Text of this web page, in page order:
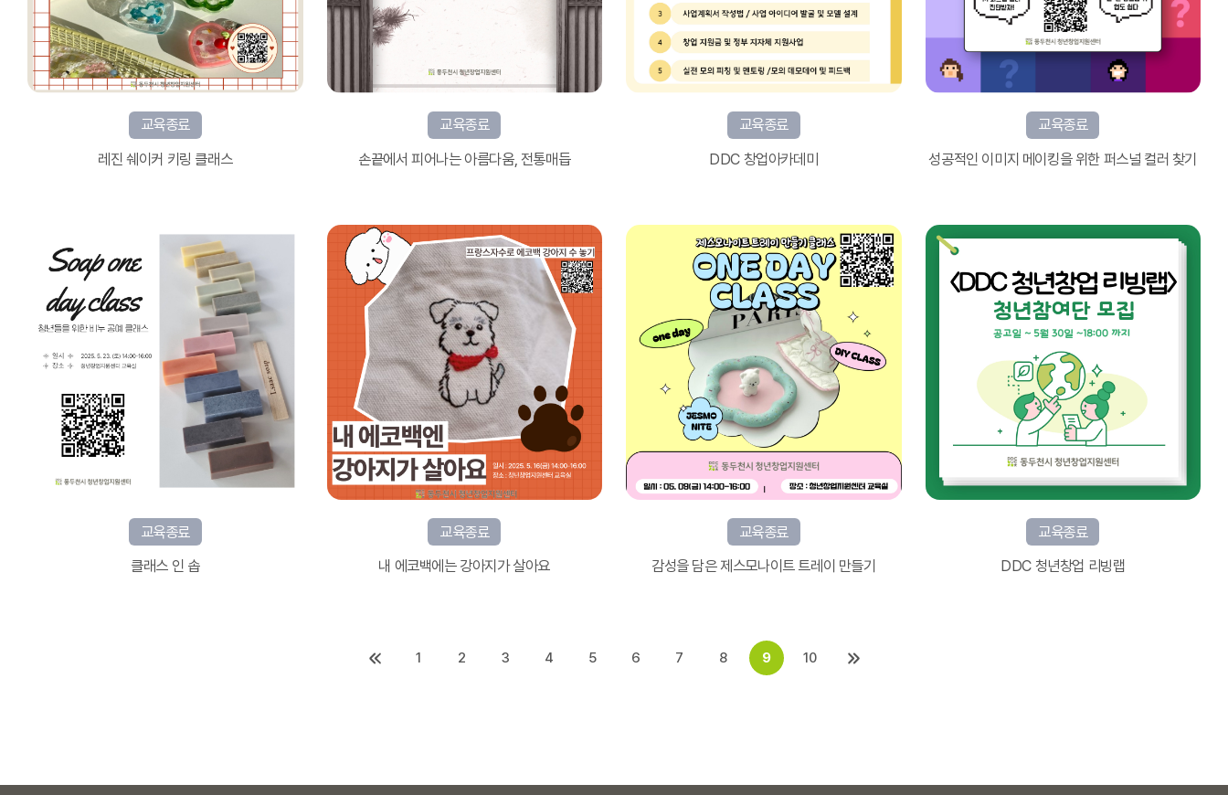
교육종료
레진 쉐이커 키링 클래스
교육종료
손끝에서 피어나는 아름다움, 전통매듭
교육종료
DDC 창업아카데미
교육종료
성공적인 이미지 메이킹을 위한 퍼스널 컬러 찾기
교육종료
클래스 인 솝
교육종료
내 에코백에는 강아지가 살아요
교육종료
감성을 담은 제스모나이트 트레이 만들기
교육종료
DDC 청년창업 리빙랩
1 2 3 4 5 6 7 8 9 10